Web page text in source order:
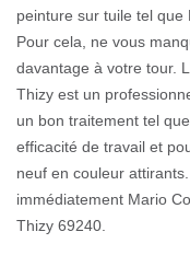
peinture sur tuile tel que
Pour cela, ne vous
davantage à votre tour.
Thizy est un
un bon traitement tel
efficacité de travail et
neuf en couleur
immédiatement Mario
Thizy 69240.